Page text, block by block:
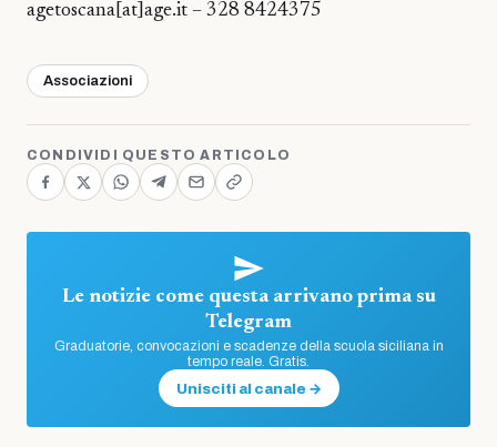
agetoscana[at]age.it – 328 8424375
Associazioni
CONDIVIDI QUESTO ARTICOLO
Le notizie come questa arrivano prima su
Telegram
Graduatorie, convocazioni e scadenze della scuola siciliana in
tempo reale. Gratis.
Unisciti al canale →